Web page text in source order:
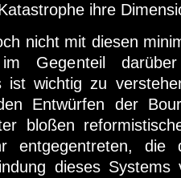
ihre
nicht mit diesen
Gegenteil
ist wichtig zu
Entwürfen der
bloßen
entgegentreten, die
dieses